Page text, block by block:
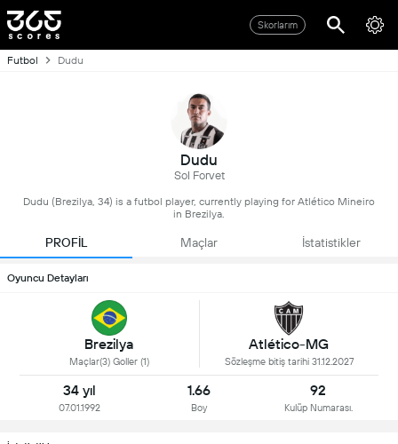
Skorlarım
Futbol Dudu
Dudu
Sol Forvet
Dudu (Brezilya, 34) is a futbol player, currently playing for Atlético Mineiro
in Brezilya.
PROFİL Maçlar İstatistikler
Oyuncu Detayları
Brezilya
Maçlar(3) Goller (1)
Atlético-MG
Sözleşme bitiş tarihi 31.12.2027
34 yıl
07.01.1992
1.66
Boy
92
Kulüp Numarası.